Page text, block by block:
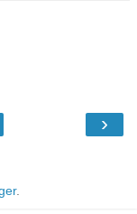
›
.